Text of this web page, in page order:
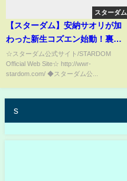
スターダム
【スターダム】安納サオリが加
わった新生コズエン始動！裏切
者 vs 元裏切者の激突！クラブビ
ーナスとの仁義なき戦い！-4.29
名古屋大会-【STARDOM】
☆スターダム公式サイト/STARDOM
Official Web Site☆ http://wwr-
stardom.com/ ◆スターダム公...
s